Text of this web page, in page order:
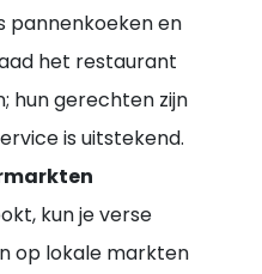
pannenkoeken en
het restaurant
hun gerechten zijn
is uitstekend.
kun je verse
op lokale markten